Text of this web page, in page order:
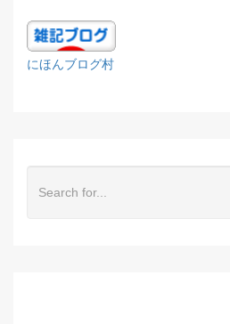
にほんブログ村